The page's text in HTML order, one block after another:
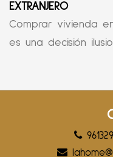
EXTRANJERO
Comprar vivienda
es una decisión